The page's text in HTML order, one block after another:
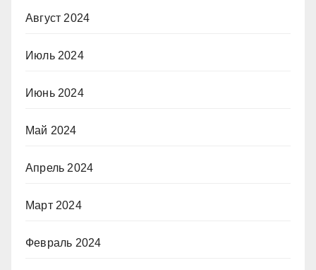
Август 2024
Июль 2024
Июнь 2024
Май 2024
Апрель 2024
Март 2024
Февраль 2024